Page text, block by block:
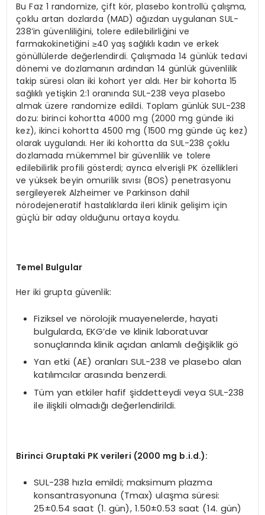
Bu Faz 1 randomize, çift kör, plasebo kontrollü çalışma,
çoklu artan dozlarda (MAD) ağızdan uygulanan SUL-
238’in güvenliliğini, tolere edilebilirliğini ve
farmakokinetiğini ≥40 yaş sağlıklı kadın ve erkek
gönüllülerde değerlendirdi. Çalışmada 14 günlük tedavi
dönemi ve dozlamanın ardından 14 günlük güvenlilik
takip süresi olan iki kohort yer aldı. Her bir kohorta 15
sağlıklı yetişkin 2:1 oranında SUL-238 veya plasebo
almak üzere randomize edildi. Toplam günlük SUL-238
dozu: birinci kohortta 4000 mg (2000 mg günde iki
kez), ikinci kohortta 4500 mg (1500 mg günde üç kez)
olarak uygulandı. Her iki kohortta da SUL-238 çoklu
dozlamada mükemmel bir güvenlilik ve tolere
edilebilirlik profili gösterdi; ayrıca elverişli PK özellikleri
ve yüksek beyin omurilik sıvısı (BOS) penetrasyonu
sergileyerek Alzheimer ve Parkinson dahil
nörodejeneratif hastalıklarda ileri klinik gelişim için
güçlü bir aday olduğunu ortaya koydu.
Temel Bulgular
Her iki grupta güvenlik:
Fiziksel ve nörolojik muayenelerde, hayati
bulgularda, EKG’de ve klinik laboratuvar
sonuçlarında klinik açıdan anlamlı değişiklik gö
Yan etki (AE) oranları SUL-238 ve plasebo alan
katılımcılar arasında benzerdi.
Tüm yan etkiler hafif şiddetteydi veya SUL-238
ile ilişkili olmadığı değerlendirildi.
Birinci Gruptaki PK verileri (2000 mg b.i.d.):
SUL-238 hızla emildi; maksimum plazma
konsantrasyonuna (Tmax) ulaşma süresi:
25±0.54 saat (1. gün), 1.50±0.53 saat (14. gün)